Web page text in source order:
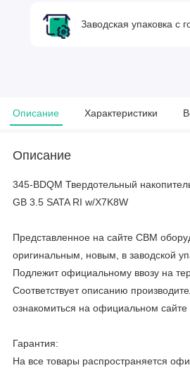
Заводская упаковка с
Описание Характеристики
Описание
345-BDQM Твердотельный
GB 3.5 SATA RI w/X7K8W
Представленное на сайте CBM
оригинальным, новым, в заводской
Подлежит официальному ввозу на
Соответствует описанию
ознакомиться на официальном сайте
Гарантия:
На все товары распространяется